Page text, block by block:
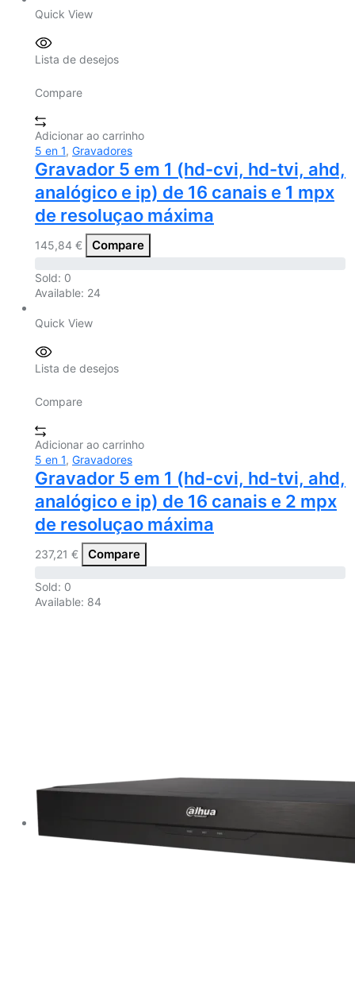
Quick View
Lista de desejos
Compare
Adicionar ao carrinho
5 en 1, Gravadores
Gravador 5 em 1 (hd-cvi, hd-tvi, ahd,
analógico e ip) de 16 canais e 1 mpx
de resoluçao máxima
145,84 € Compare
Sold: 0
Available: 24
Quick View
Lista de desejos
Compare
Adicionar ao carrinho
5 en 1, Gravadores
Gravador 5 em 1 (hd-cvi, hd-tvi, ahd,
analógico e ip) de 16 canais e 2 mpx
de resoluçao máxima
237,21 € Compare
Sold: 0
Available: 84